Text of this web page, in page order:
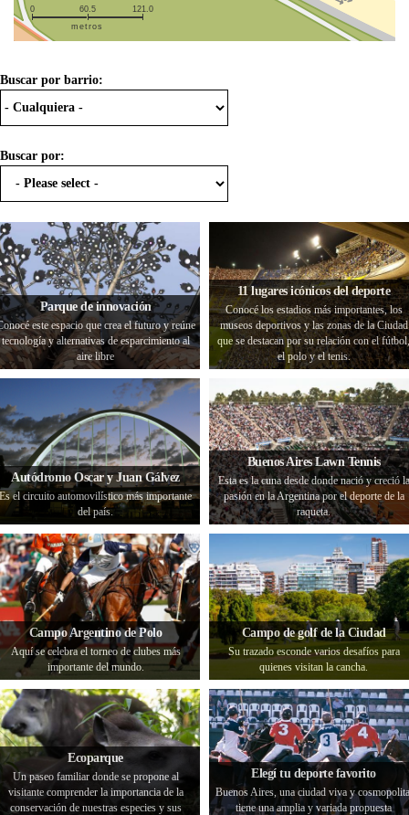
metros
0 60.5 121.0
Buscar por barrio:
Buscar por:
Parque de innovación
este espacio que crea el futuro y reúne
tecnología y alternativas de esparcimiento al
aire libre
11 lugares icónicos del deporte
Conocé los estadios más importantes, los
museos deportivos y las zonas de la Ciudad
que se destacan por su relación con el fútbol,
el polo y el tenis.
Autódromo Oscar y Juan Gálvez
Es el circuito automovilístico más importante
del país.
Buenos Aires Lawn Tennis
Esta es la cuna desde donde nació y creció la
pasión en la Argentina por el deporte de la
raqueta.
Campo Argentino de Polo
Aquí se celebra el torneo de clubes más
importante del mundo.
Campo de golf de la Ciudad
Su trazado esconde varios desafíos para
quienes visitan la cancha.
Ecoparque
Un paseo familiar donde se propone al
visitante comprender la importancia de la
conservación de nuestras especies y sus
Elegí tu deporte favorito
Buenos Aires, una ciudad viva y
tiene una amplia y variada propuesta